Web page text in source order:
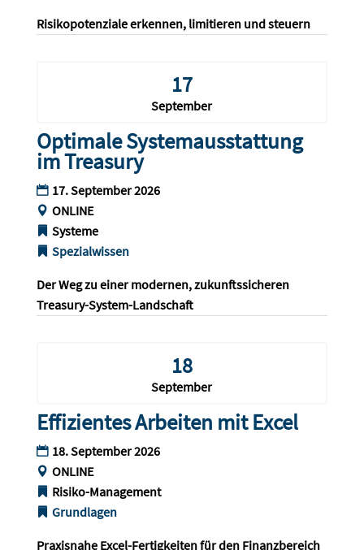
Risikopotenziale erkennen, limitieren und steuern
17
September
Optimale Systemausstattung
im Treasury
17. September 2026
ONLINE
Systeme
Spezialwissen
Der Weg zu einer modernen, zukunftssicheren
Treasury-System-Landschaft
18
September
Effizientes Arbeiten mit Excel
18. September 2026
ONLINE
Risiko-Management
Grundlagen
Praxisnahe Excel-Fertigkeiten für den Finanzbereich